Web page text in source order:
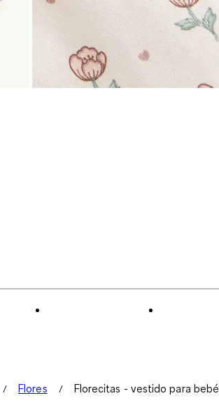
Flores Florecitas - vestido para bebé